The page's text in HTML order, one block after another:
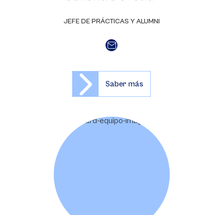
JEFE DE PRÁCTICAS Y ALUMNI
Saber más